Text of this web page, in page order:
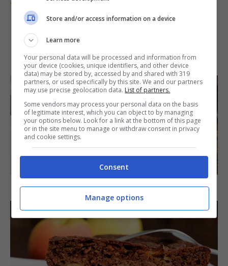
web e dal blogging. Se mi chiedessero di descrivermi
determinata.
IN PRIMO PIANO
SECONDI PIATTI
Arista di maiale al latte
Store and/or access information on a device
Learn more
Your personal data will be processed and information from
your device (cookies, unique identifiers, and other device
data) may be stored by, accessed by and shared with 319
partners, or used specifically by this site. We and our partners
may use precise geolocation data. List of partners.
Some vendors may process your personal data on the basis
of legitimate interest, which you can object to by managing
your options below. Look for a link at the bottom of this page
or in the site menu to manage or withdraw consent in privacy
and cookie settings.
Consent
Manage options